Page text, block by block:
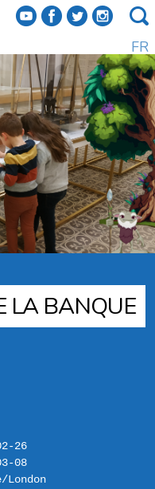
f a b e
FR
LA BANQUE
26
08
London